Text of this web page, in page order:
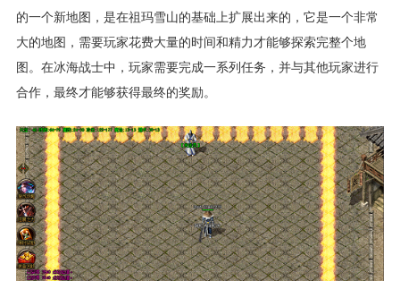
的一个新地图，是在祖玛雪山的基础上扩展出来的，它是一个非常
大的地图，需要玩家花费大量的时间和精力才能够探索完整个地
图。在冰海战士中，玩家需要完成一系列任务，并与其他玩家进行
合作，最终才能够获得最终的奖励。